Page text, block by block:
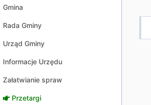
Gmina
Rada Gminy
Urząd Gminy
Informacje Urzędu
Załatwianie spraw
Przetargi